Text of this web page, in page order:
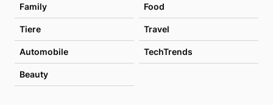
Family Food
Tiere Travel
Automobile TechTrends
Beauty